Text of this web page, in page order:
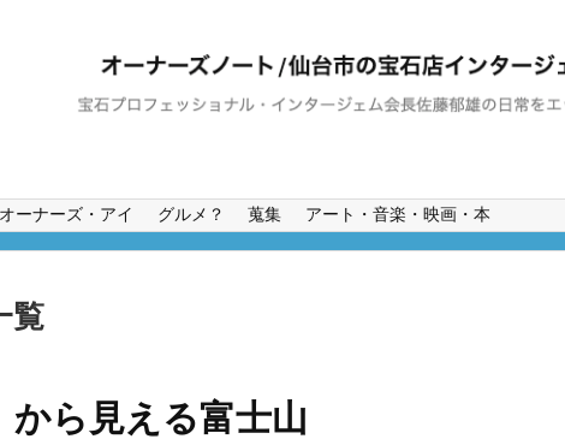
オーナーズ・アイ グルメ？ 蒐集 アート・音楽・映画・本
覧
から見える富士山